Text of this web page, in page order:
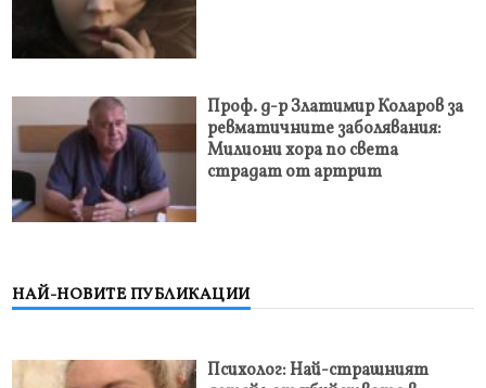
Проф. д-р Златимир Коларов за
ревматичните заболявания:
Милиони хора по света
страдат от артрит
НАЙ-НОВИТЕ ПУБЛИКАЦИИ
Психолог: Най-страшният